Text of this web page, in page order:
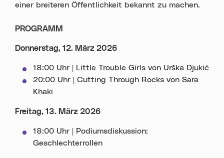
einer breiteren Öffentlichkeit bekannt zu machen.
PROGRAMM
Donnerstag, 12. März 2026
18:00 Uhr | Little Trouble Girls von Urška Djukić
20:00 Uhr | Cutting Through Rocks von Sara
Khaki
Freitag, 13. März 2026
18:00 Uhr | Podiumsdiskussion:
Geschlechterrollen